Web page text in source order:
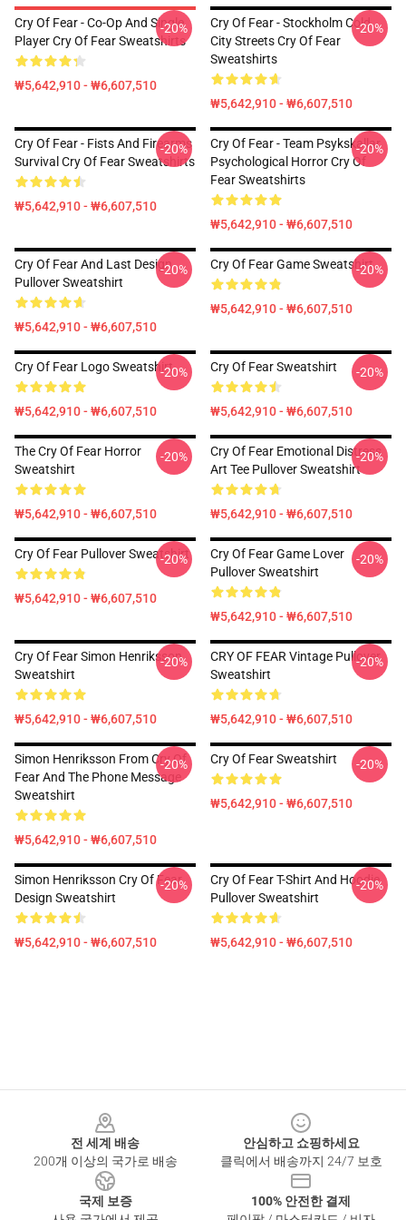
Cry Of Fear - Co-Op And Single
Player Cry Of Fear Sweatshirts
₩5,642,910 - ₩6,607,510
-20%
Cry Of Fear - Stockholm Cold
City Streets Cry Of Fear
Sweatshirts
₩5,642,910 - ₩6,607,510
-20%
Cry Of Fear - Fists And Firearms
Survival Cry Of Fear Sweatshirts
₩5,642,910 - ₩6,607,510
-20%
Cry Of Fear - Team Psykskallar
Psychological Horror Cry Of
Fear Sweatshirts
₩5,642,910 - ₩6,607,510
-20%
Cry Of Fear And Last Design
Pullover Sweatshirt
₩5,642,910 - ₩6,607,510
-20% Cry Of Fear Game Sweatshirt
₩5,642,910 - ₩6,607,510
-20%
Cry Of Fear Logo Sweatshirt
₩5,642,910 - ₩6,607,510
-20% Cry Of Fear Sweatshirt
₩5,642,910 - ₩6,607,510
-20%
The Cry Of Fear Horror
Sweatshirt
₩5,642,910 - ₩6,607,510
-20%
Cry Of Fear Emotional Distress
Art Tee Pullover Sweatshirt
₩5,642,910 - ₩6,607,510
-20%
Cry Of Fear Pullover Sweatshirt
₩5,642,910 - ₩6,607,510
-20%
Cry Of Fear Game Lover
Pullover Sweatshirt
₩5,642,910 - ₩6,607,510
-20%
Cry Of Fear Simon Henriksson
Sweatshirt
₩5,642,910 - ₩6,607,510
-20%
CRY OF FEAR Vintage Pullover
Sweatshirt
₩5,642,910 - ₩6,607,510
-20%
Simon Henriksson From Cry Of
Fear And The Phone Message
Sweatshirt
₩5,642,910 - ₩6,607,510
-20% Cry Of Fear Sweatshirt
₩5,642,910 - ₩6,607,510
-20%
Simon Henriksson Cry Of Fear
Design Sweatshirt
₩5,642,910 - ₩6,607,510
-20%
Cry Of Fear T-Shirt And Hoodie
Pullover Sweatshirt
₩5,642,910 - ₩6,607,510
-20%
전 세계 배송
200개 이상의 국가로 배송
안심하고 쇼핑하세요
클릭에서 배송까지 24/7 보호
국제 보증
100% 안전한 결제